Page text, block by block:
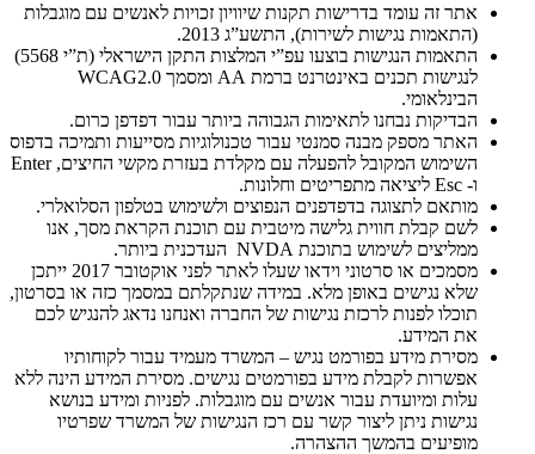
אתר זה עומד בדרישות תקנות שיוויון זכויות לאנשים עם מוגבלות
(התאמות נגישות לשירות), התשע”ג 2013.
התאמות הנגישות בוצעו עפ”י המלצות התקן הישראלי (ת”י 5568)
לנגישות תכנים באינטרנט ברמת AA ומסמך WCAG2.0
הבינלאומי.
הבדיקות נבחנו לתאימות הגבוהה ביותר עבור דפדפן כרום.
האתר מספק מבנה סמנטי עבור טכנולוגיות מסייעות ותמיכה בדפוס
השימוש המקובל להפעלה עם מקלדת בעזרת מקשי החיצים, Enter
ו- Esc ליציאה מתפריטים וחלונות.
מותאם לתצוגה בדפדפנים הנפוצים ולשימוש בטלפון הסלואלרי.
לשם קבלת חווית גלישה מיטבית עם תוכנת הקראת מסך, אנו
ממליצים לשימוש בתוכנת NVDA העדכנית ביותר.
מסמכים או סרטוני וידאו שעלו לאתר לפני אוקטובר 2017 ייתכן
שלא נגישים באופן מלא. במידה שנתקלתם במסמך כזה או בסרטון,
תוכלו לפנות לרכזת נגישות של החברה ואנחנו נדאג להנגיש לכם
את המידע.
מסירת מידע בפורמט נגיש – המשרד מעמיד עבור לקוחותיו
אפשרות לקבלת מידע בפורמטים נגישים. מסירת המידע הינה ללא
עלות ומיועדת עבור אנשים עם מוגבלות. לפניות ומידע בנושא
נגישות ניתן ליצור קשר עם רכז הנגישות של המשרד שפרטיו
מופיעים בהמשך ההצהרה.